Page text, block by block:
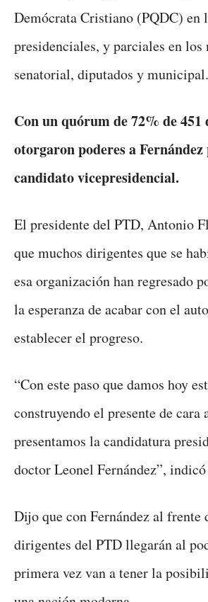
Demócrata Cristiano (PQDC) en
presidenciales, y parciales en los
senatorial, diputados y municipal.
Con un quórum de 72% de 451
otorgaron poderes a
candidato vicepresidencial.
El presidente del PTD, Antonio
que muchos dirigentes que se
esa organización han regresado
la esperanza de acabar con el
establecer el progreso.
“Con este paso que damos hoy
construyendo el presente de
presentamos la candidatura
doctor Leonel Fernández”,
Dijo que con Fernández al frente
dirigentes del PTD llegarán al
primera vez van a tener la